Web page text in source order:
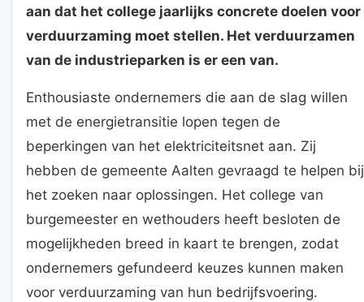
aan dat het college jaarlijks concrete doelen voor
verduurzaming moet stellen. Het verduurzamen
van de industrieparken is er een van.
Enthousiaste ondernemers die aan de slag willen
met de energietransitie lopen tegen de
beperkingen van het elektriciteitsnet aan. Zij
hebben de gemeente Aalten gevraagd te helpen bij
het zoeken naar oplossingen. Het college van
burgemeester en wethouders heeft besloten de
mogelijkheden breed in kaart te brengen, zodat
ondernemers gefundeerd keuzes kunnen maken
voor verduurzaming van hun bedrijfsvoering.